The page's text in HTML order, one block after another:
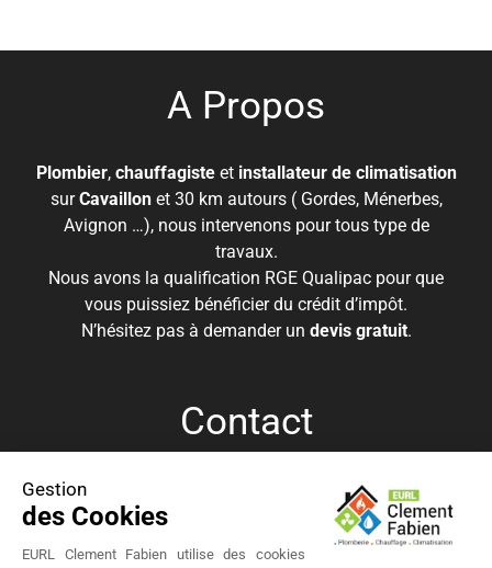
Gestion
des Cookies
EURL Clement Fabien utilise des cookies
A Propos
Plombier, chauffagisteet installateur de climatisation
surCavaillonet 30 km autours ( Gordes, Ménerbes,
Avignon …), nous intervenons pour tous type de
travaux.
Nous avons la qualification RGE Qualipac pour que
vous puissiez bénéficier du crédit d’impôt.
N’hésitez pas à demander un devis gratuit.
Contact
eurlclementfabien@gmail.com